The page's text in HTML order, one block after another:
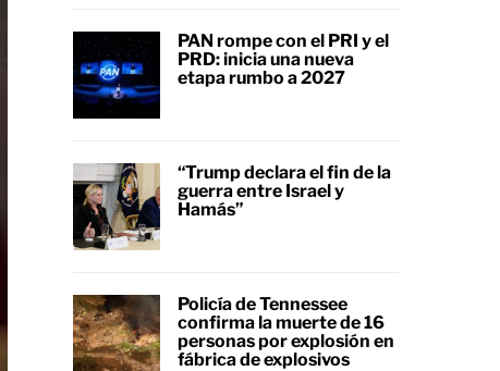
PAN rompe con el PRI y el
PRD: inicia una nueva
etapa rumbo a 2027
“Trump declara el fin de la
guerra entre Israel y
Hamás”
Policía de Tennessee
confirma la muerte de 16
personas por explosión en
fábrica de explosivos